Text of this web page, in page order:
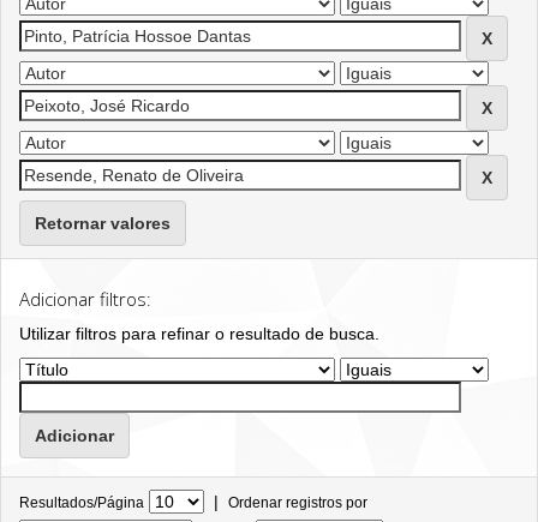
Retornar valores
Adicionar filtros:
Utilizar filtros para refinar o resultado de busca.
Resultados/Página | Ordenar registros por